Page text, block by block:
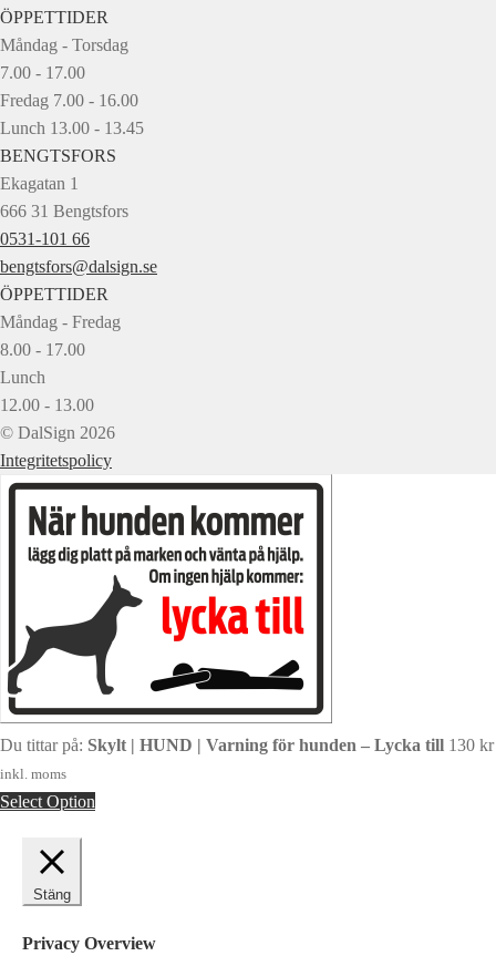
ÖPPETTIDER
Måndag - Torsdag
7.00 - 17.00
Fredag 7.00 - 16.00
Lunch 13.00 - 13.45
BENGTSFORS
Ekagatan 1
666 31 Bengtsfors
0531-101 66
bengtsfors@dalsign.se
ÖPPETTIDER
Måndag - Fredag
8.00 - 17.00
Lunch
12.00 - 13.00
© DalSign 2026
Integritetspolicy
Du tittar på: Skylt | HUND | Varning för hunden – Lycka till 130 kr
inkl. moms
Select Option
Stäng
Privacy Overview